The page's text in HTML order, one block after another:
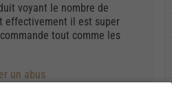
voyant le nombre de
effectivement il est super
tout comme les
un abus